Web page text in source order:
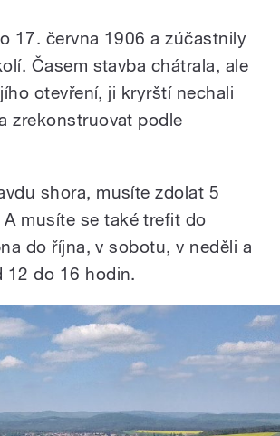
17. června 1906 a zúčastnily
Časem stavba chátrala, ale
otevření, ji kryrští nechali
zrekonstruovat podle
shora, musíte zdolat 5
musíte se také trefit do
do října, v sobotu, v neděli a
12 do 16 hodin.